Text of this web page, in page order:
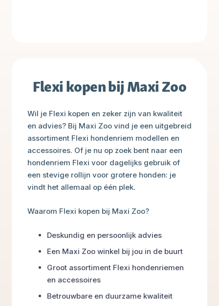
Flexi kopen bij Maxi Zoo
Wil je Flexi kopen en zeker zijn van kwaliteit
en advies? Bij Maxi Zoo vind je een uitgebreid
assortiment Flexi hondenriem modellen en
accessoires. Of je nu op zoek bent naar een
hondenriem Flexi voor dagelijks gebruik of
een stevige rollijn voor grotere honden: je
vindt het allemaal op één plek.
Waarom Flexi kopen bij Maxi Zoo?
Deskundig en persoonlijk advies
Een Maxi Zoo winkel bij jou in de buurt
Groot assortiment Flexi hondenriemen
en accessoires
Betrouwbare en duurzame kwaliteit